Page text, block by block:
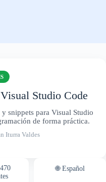
Studio Code
snippets para Visual Studio
de forma práctica.
Iturra Valdes
🌐 Español